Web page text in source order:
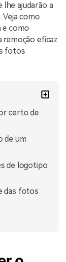
ajudarão a
Veja como
e como
remoção eficaz
fotos
certo de
de um
de logotipo
das fotos